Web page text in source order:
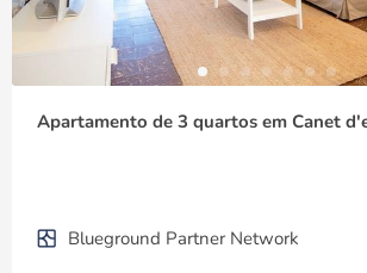
Apartamento de 3 quartos em Canet
Blueground Partner Network